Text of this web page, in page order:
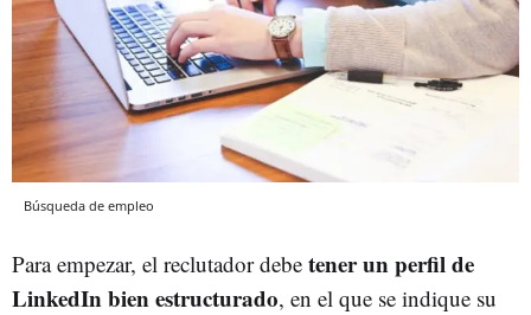
Búsqueda de empleo
Para empezar, el reclutador debe tener un perfil de
LinkedIn bien estructurado, en el que se indique su